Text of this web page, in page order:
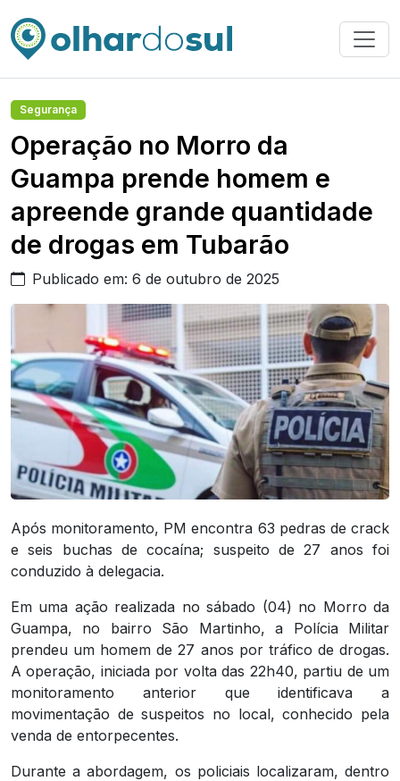
Segurança
Operação no Morro da
Guampa prende homem e
apreende grande quantidade
de drogas em Tubarão
Publicado em: 6 de outubro de 2025
Após monitoramento, PM encontra 63 pedras de crack
e seis buchas de cocaína; suspeito de 27 anos foi
conduzido à delegacia.
Em uma ação realizada no sábado (04) no Morro da
Guampa, no bairro São Martinho, a Polícia Militar
prendeu um homem de 27 anos por tráfico de drogas.
A operação, iniciada por volta das 22h40, partiu de um
monitoramento anterior que identificava a
movimentação de suspeitos no local, conhecido pela
venda de entorpecentes.
Durante a abordagem, os policiais localizaram, dentro